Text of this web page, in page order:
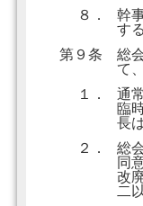
８．
幹
す
第９条
総
て
１．
通
臨
長
２．
総
同
改
二